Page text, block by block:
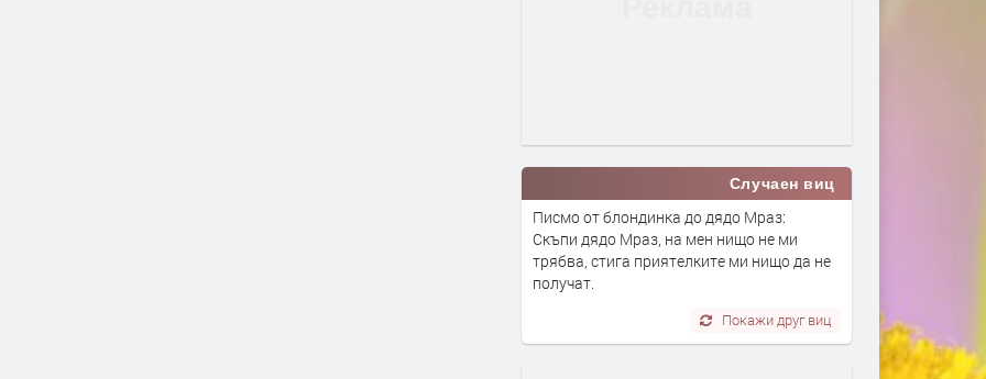
Случаен виц
Писмо от блондинка до дядо Мраз:
Скъпи дядо Мраз, на мен нищо не ми
трябва, стига приятелките ми нищо да не
получат.
Покажи друг виц